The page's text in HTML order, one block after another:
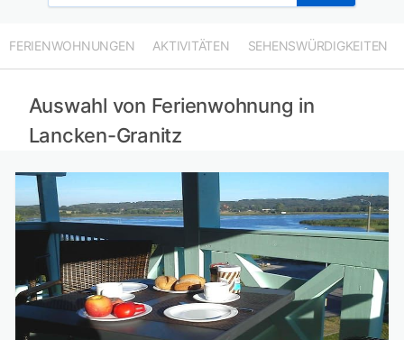
FERIENWOHNUNGEN AKTIVITÄTEN SEHENSWÜRDIGKEITEN
Auswahl von Ferienwohnung in
Lancken-Granitz